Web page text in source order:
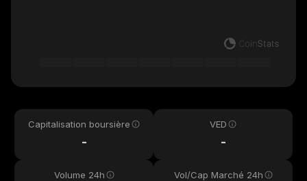
Capitalisation boursière
-
VED
-
Volume 24h Vol/Cap Marché 24h